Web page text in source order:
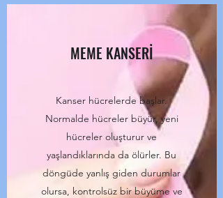
MEME KANSERİ
Kanser hücrelerde başlar.
Normalde hücreler büyür, yeni
hücreler oluşturur ve
yaşlandıklarında da ölürler. Bu
döngüde yanlış giden durumlar
olursa, kontrolsüz bir büyüme ve